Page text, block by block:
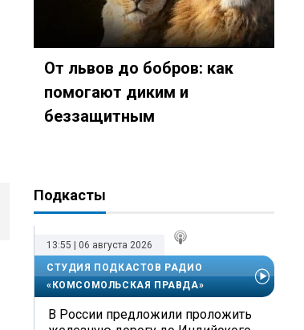
От львов до бобров: как
помогают диким и
беззащитным
Подкасты
13:55 | 06 августа 2026
СТУДИЯ ПОДКАСТОВ РАДИО
«КОМСОМОЛЬСКАЯ ПРАВДА»
В России предложили проложить